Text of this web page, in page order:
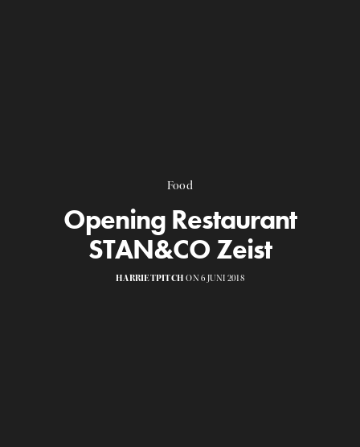
Food
Opening Restaurant
STAN&CO Zeist
HARRIETPITCH ON 6 JUNI 2018